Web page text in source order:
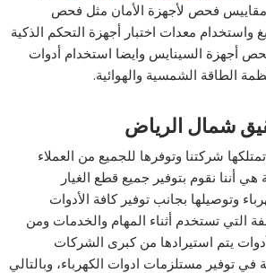
فحص لأجهزة الأمان مثل فحص
واستخدام معدات اختبار أجهزة التحكم الذكية
أجهزة السينايس وايضا استخدام أدوات
الطاقة الشمسية والهوائية.
شمال الرياض
شركتنا وتوفرها للجميع من العملاء
أننا نقوم بتوفير جميع قطع الغيار
وتوصيلها بجانب توفير كافة الأدوات
التي تستخدم أثناء المهام والخدمات ومن
يتم استيرادها من كبرى الشركات
توفير مستلزمات ادوات الكهرباء، وبالتالي